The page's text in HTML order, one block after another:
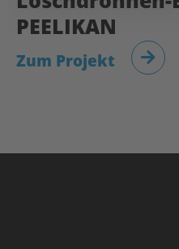
PEELIKAN
Zum Projekt